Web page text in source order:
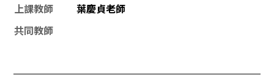
上課教師
葉慶貞老師
共同教師